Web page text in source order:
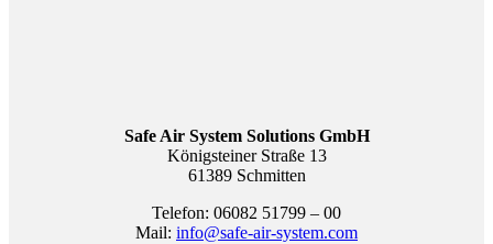
Safe Air System Solutions GmbH
Königsteiner Straße 13
61389 Schmitten
Telefon: 06082 51799 – 00
Mail: info@safe-air-system.com